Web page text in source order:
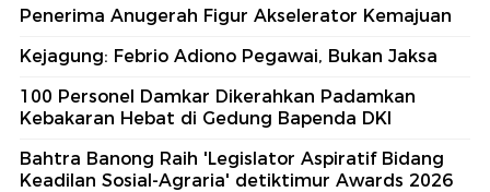
Penerima Anugerah Figur Akselerator Kemajuan
Kejagung: Febrio Adiono Pegawai, Bukan Jaksa
100 Personel Damkar Dikerahkan Padamkan
Kebakaran Hebat di Gedung Bapenda DKI
Bahtra Banong Raih 'Legislator Aspiratif Bidang
Keadilan Sosial-Agraria' detiktimur Awards 2026